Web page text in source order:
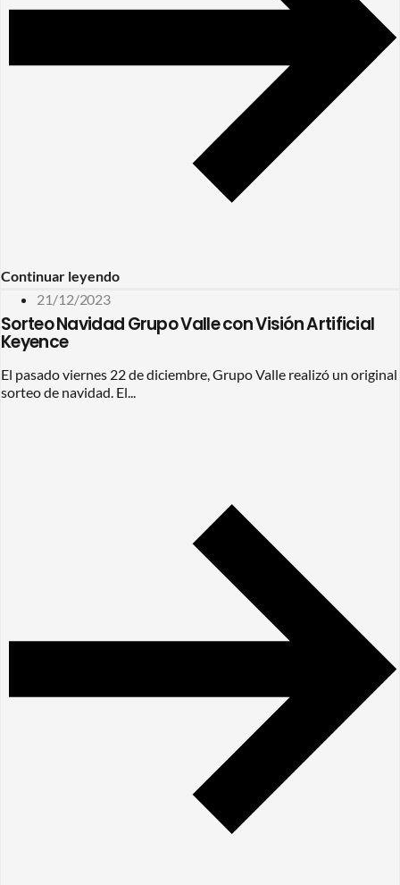
Continuar leyendo
21/12/2023
Sorteo Navidad Grupo Valle con Visión Artificial
Keyence
El pasado viernes 22 de diciembre, Grupo Valle realizó un original
sorteo de navidad. El...